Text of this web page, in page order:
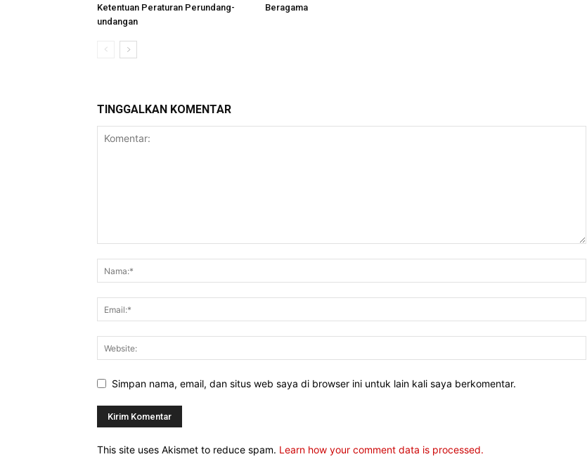
Ketentuan Peraturan Perundang-
undangan
Beragama
TINGGALKAN KOMENTAR
Simpan nama, email, dan situs web saya di browser ini untuk lain kali saya berkomentar.
This site uses Akismet to reduce spam. Learn how your comment data is processed.